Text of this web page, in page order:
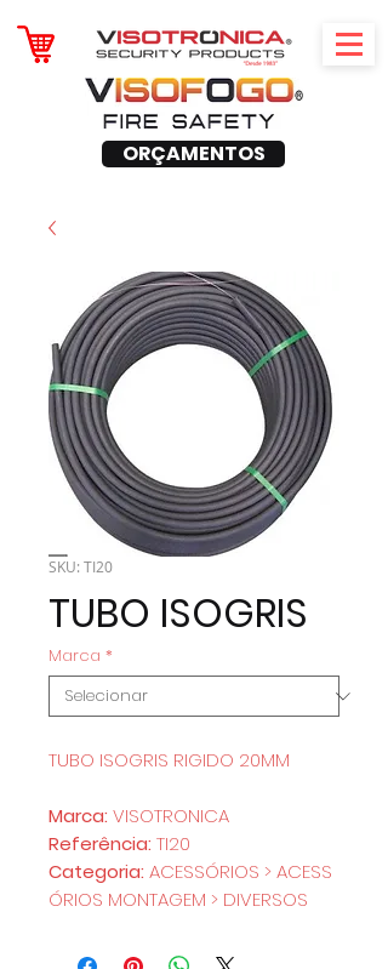
ORÇAMENTOS
SKU: TI20
TUBO ISOGRIS
Marca *
TUBO ISOGRIS RIGIDO 20MM
Marca: VISOTRONICA
Referência: TI20
Categoria: ACESSÓRIOS > ACESS
ÓRIOS MONTAGEM > DIVERSOS